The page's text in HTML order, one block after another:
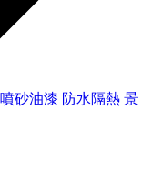
噴砂油漆 防水隔熱 景